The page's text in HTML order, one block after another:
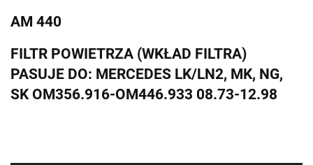
AM 440
FILTR POWIETRZA (WKŁAD FILTRA)
PASUJE DO: MERCEDES LK/LN2, MK, NG,
SK OM356.916-OM446.933 08.73-12.98